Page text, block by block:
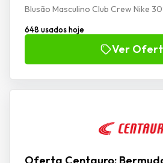
Blusão Masculino Club Crew Nike
648 usados hoje
Ver
Oferta Centauro: